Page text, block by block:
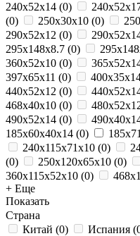
240х52х14 (0)
(0) 250x30x10 (0)
290x52x12 (0)
295х148х8.7 (0)
360х52х10 (0)
397x65x11 (0)
440x52x12 (0)
468x40x10 (0)
490x52x14 (0)
185x60x40x14 (0)
240x115x71x10 (0)
(0) 250x120x65x10 (0)
360x115x52x10 (0)
+ Еще
Показать
Страна
Китай (0) Испания (